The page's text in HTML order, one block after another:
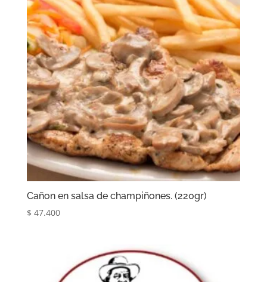
Cañon en salsa de champiñones. (220gr)
$ 47.400